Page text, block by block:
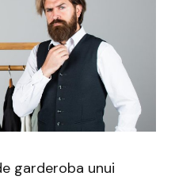
garderoba unui